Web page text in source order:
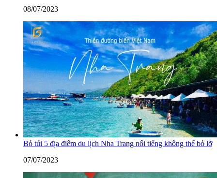
08/07/2023
Bỏ túi 5 địa điểm du lịch Nha Trang nổi tiếng không thể bỏ lỡ
07/07/2023